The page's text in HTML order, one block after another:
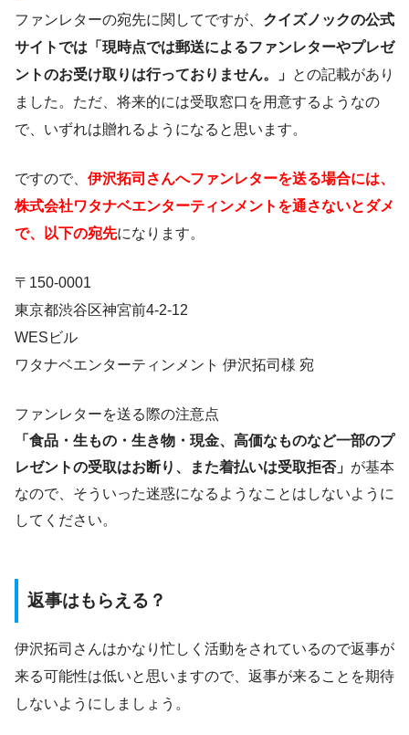
ファンレターの宛先に関してですが、 クイズノックの公式
サイトでは「現時点では郵送によるファンレターやプレゼ
ントのお受け取りは行っておりません。」 との記載があり
ました。ただ、将来的には受取窓口を用意するようなの
で、いずれは贈れるようになると思います。
ですので、 伊沢拓司さんへファンレターを送る場合には、
株式会社ワタナベエンターティンメントを通さないとダメ
で、以下の宛先になります。
〒150-0001
東京都渋谷区神宮前4-2-12
WESビル
ワタナベエンターティンメント 伊沢拓司様 宛
ファンレターを送る際の注意点
「食品・生もの・生き物・現金、高価なものなど一部のプ
レゼントの受取はお断り、また着払いは受取拒否」 が基本
なので、そういった迷惑になるようなことはしないように
してください。
返事はもらえる？
伊沢拓司さんはかなり忙しく活動をされているので返事が
来る可能性は低いと思いますので、返事が来ることを期待
しないようにしましょう。